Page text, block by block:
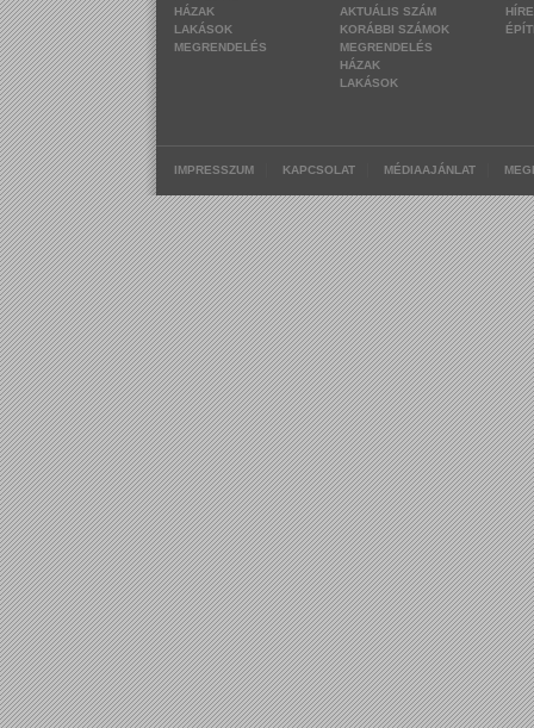
HÁZAK
LAKÁSOK
MEGRENDELÉS
AKTUÁLIS SZÁM
KORÁBBI SZÁMOK
MEGRENDELÉS
HÁZAK
LAKÁSOK
IMPRESSZUM KAPCSOLAT MÉDIAAJÁNLAT